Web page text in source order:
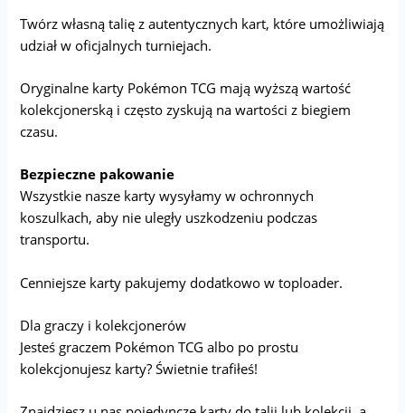
Twórz własną talię z autentycznych kart, które umożliwiają
udział w oficjalnych turniejach.
Oryginalne karty Pokémon TCG mają wyższą wartość
kolekcjonerską i często zyskują na wartości z biegiem
czasu.
Bezpieczne pakowanie
Wszystkie nasze karty wysyłamy w ochronnych
koszulkach, aby nie uległy uszkodzeniu podczas
transportu.
Cenniejsze karty pakujemy dodatkowo w toploader.
Dla graczy i kolekcjonerów
Jesteś graczem Pokémon TCG albo po prostu
kolekcjonujesz karty? Świetnie trafiłeś!